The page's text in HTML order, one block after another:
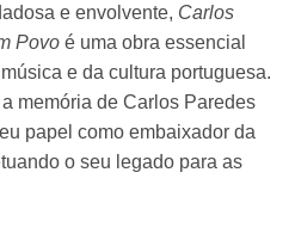
e envolvente, Carlos
Povo é uma obra essencial
e da cultura portuguesa.
memória de Carlos Paredes
papel como embaixador da
o seu legado para as